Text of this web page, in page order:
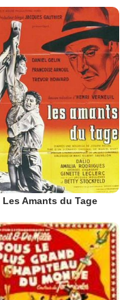
Les Amants du Tage